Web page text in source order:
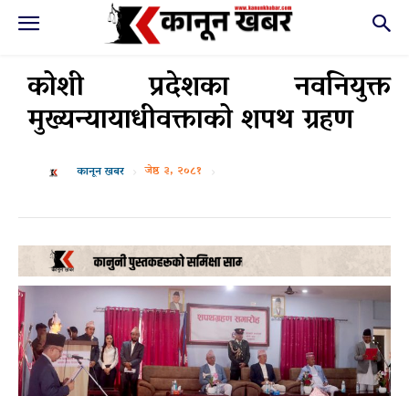
कोशी प्रदेशका नवनियुक्त
मुख्यन्यायाधीवक्ताको शपथ ग्रहण
कानून खबर जेष्ठ ३, २०८१